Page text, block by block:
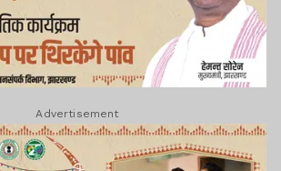
Advertisement